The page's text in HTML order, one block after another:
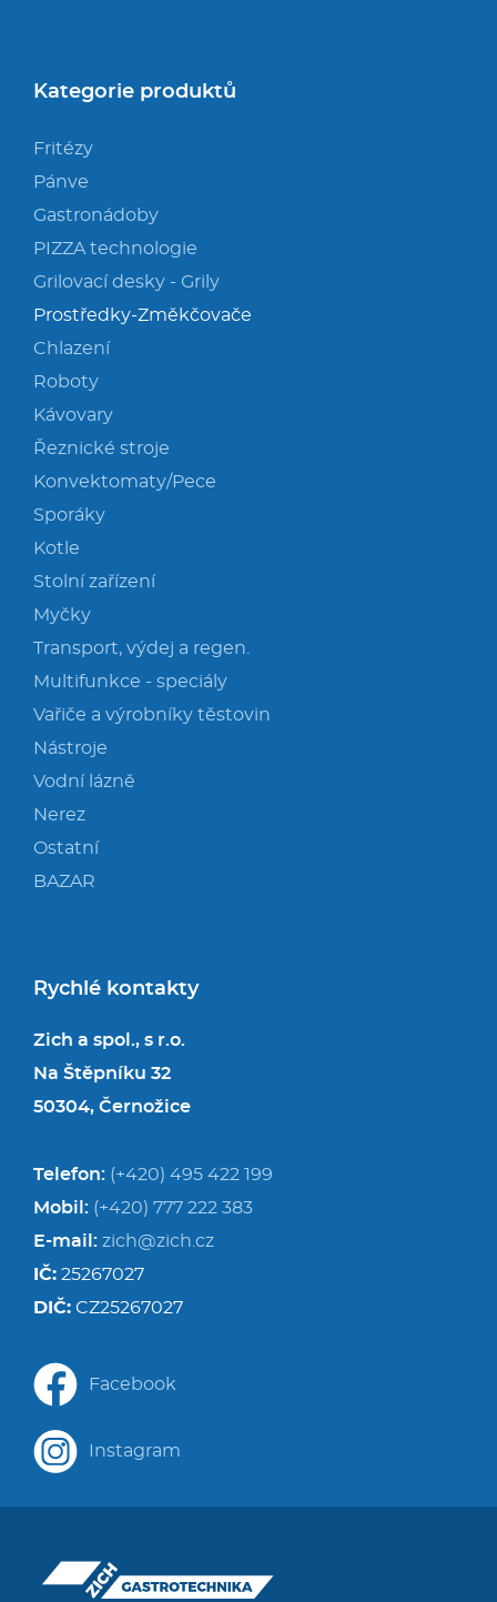
Kategorie produktů
Fritézy
Pánve
Gastronádoby
PIZZA technologie
Grilovací desky - Grily
Prostředky-Změkčovače
Chlazení
Roboty
Kávovary
Řeznické stroje
Konvektomaty/Pece
Sporáky
Kotle
Stolní zařízení
Myčky
Transport, výdej a regen.
Multifunkce - speciály
Vařiče a výrobníky těstovin
Nástroje
Vodní lázně
Nerez
Ostatní
BAZAR
Rychlé kontakty
Zich a spol., s r.o.
Na Štěpníku 32
50304, Černožice
Telefon: (+420) 495 422 199
Mobil: (+420) 777 222 383
E-mail: zich@zich.cz
IČ: 25267027
DIČ: CZ25267027
Facebook
Instagram